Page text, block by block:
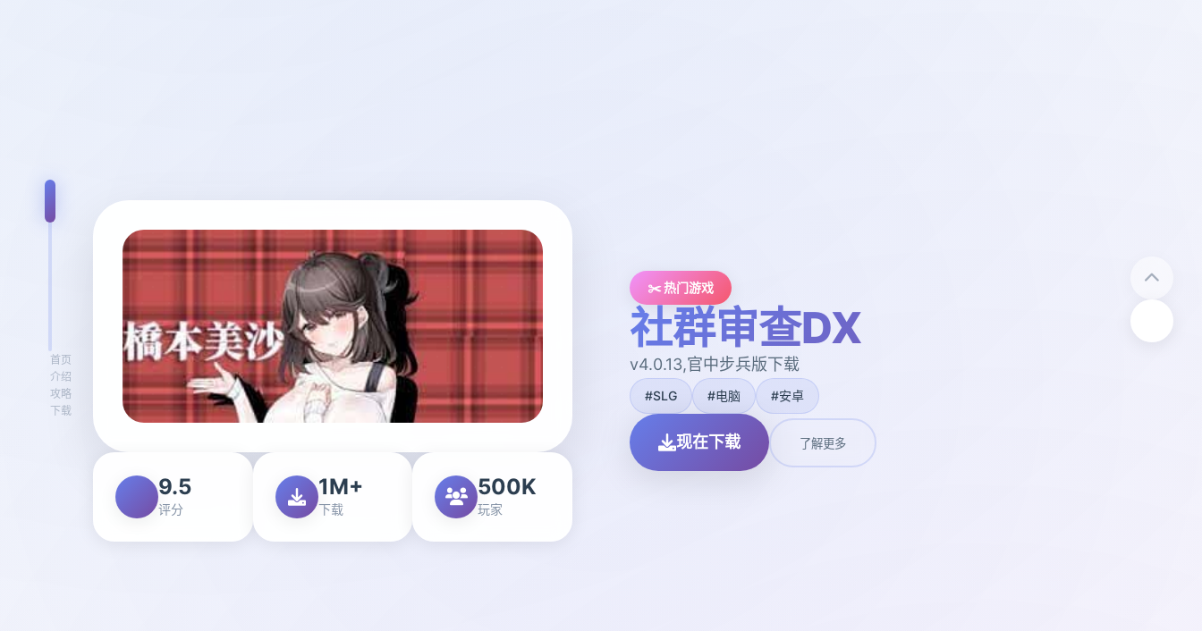
首页
介绍
攻略
下载
9.5
评分
1M+
下载
500K
玩家
✂️ 热门游戏
社群审查DX
v4.0.13,官中步兵版下载
#SLG #电脑 #安卓
现在下载 了解更多